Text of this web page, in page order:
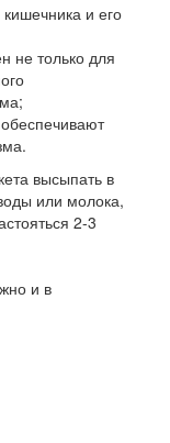
и его
не только для
высыпать в
или молока,
2-3
и в